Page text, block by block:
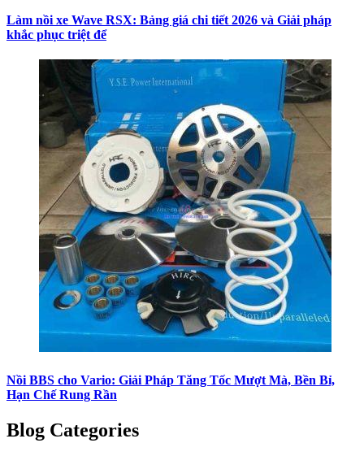
Làm nồi xe Wave RSX: Bảng giá chi tiết 2026 và Giải pháp
khắc phục triệt để
Nồi BBS cho Vario: Giải Pháp Tăng Tốc Mượt Mà, Bền Bỉ,
Hạn Chế Rung Rần
Blog Categories